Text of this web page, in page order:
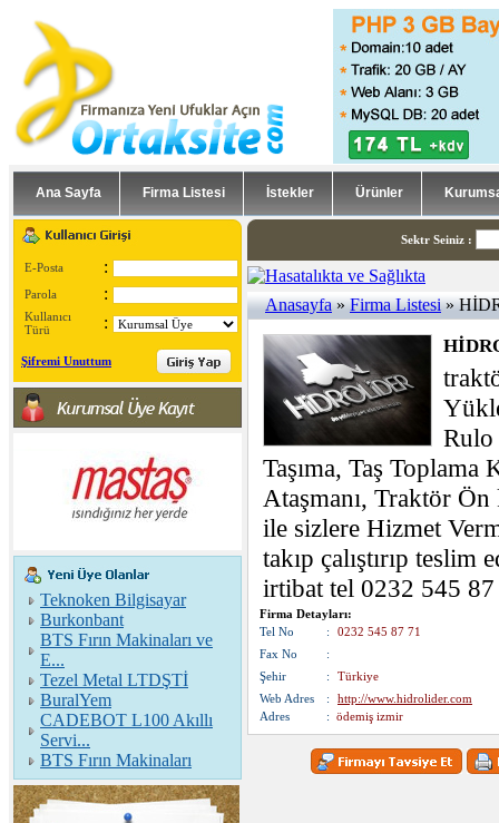
Ana Sayfa Firma Listesi İstekler Ürünler
E-Posta :
Parola :
Kullanıcı
Türü
:
Şifremi Unuttum
Teknoken Bilgisayar
Burkonbant
BTS Fırın Makinaları ve
E...
Tezel Metal LTDŞTİ
BuralYem
CADEBOT L100 Akıllı
Servi...
BTS Fırın Makinaları
Sektr Seiniz :
Anasayfa»Firma Listesi»
Rulo
Taşıma, Taş Toplama
Ataşmanı, Traktör
ile sizlere Hizmet
takıp çalıştırıp
irtibat tel 0232 545
Firma Detayları:
Tel No
:
0232 545 87 71
Fax No
:
Şehir
:
Türkiye
Web Adres
:
http://www.hidrolider.com
Adres
: ödemiş izmir